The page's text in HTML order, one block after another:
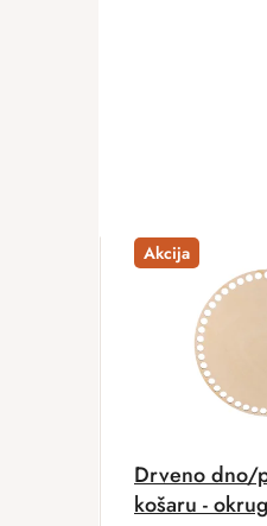
Akcija
Drveno dno/
košaru -